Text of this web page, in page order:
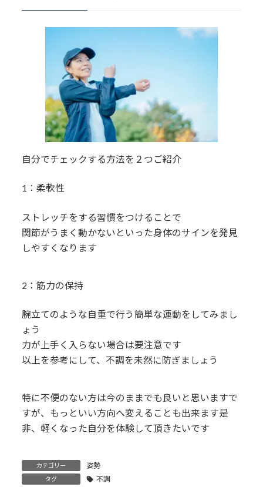
自分でチェックする方法を２つご紹介
1：柔軟性
ストレッチをする習慣をつけることで
関節がうまく動かないといった身体のサインを発見
しやすくなります
2：筋力の保持
腕立てのような自重で行う簡単な運動をしてみまし
ょう
力が上手く入らない場合は要注意です
以上を参考にして、不調を未然に防ぎましょう
特に不便のない方は今のままでも良いと思いますで
すが、もっといい方向へ変えることも出来ます是
非、軽くなった自分を体験して頂きたいです
カテゴリー 姿勢
タグ 不調